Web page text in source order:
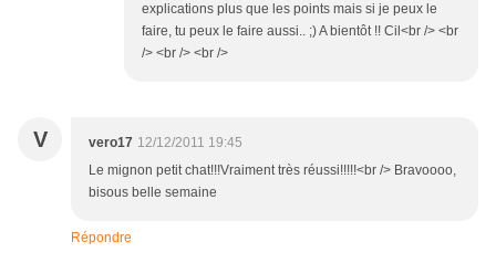
explications plus que les points mais si je peux le
faire, tu peux le faire aussi.. ;) A bientôt !! Cil<br /> <br
/> <br /> <br />
V vero17 12/12/2011 19:45
Le mignon petit chat!!!Vraiment très réussi!!!!!<br /> Bravoooo,
bisous belle semaine
Répondre